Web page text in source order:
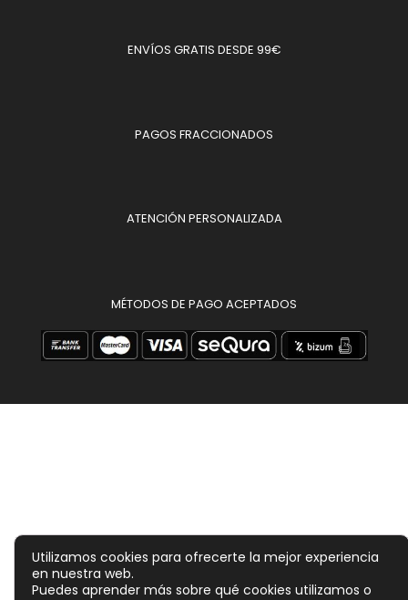
ENVÍOS GRATIS DESDE 99€
PAGOS FRACCIONADOS
ATENCIÓN PERSONALIZADA
MÉTODOS DE PAGO ACEPTADOS
Utilizamos cookies para ofrecerte la mejor experiencia
en nuestra web.
Puedes aprender más sobre qué cookies utilizamos o